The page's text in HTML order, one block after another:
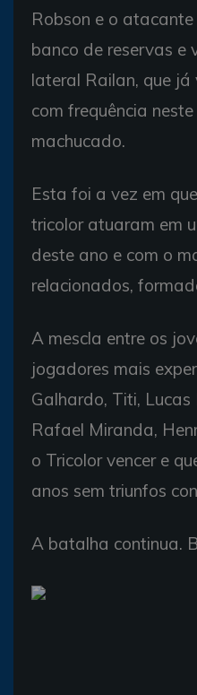
Robson e o
banco de reservas e
lateral Railan, que
com frequência
machucado.
Esta foi a vez em
tricolor atuaram em
deste ano e com o
relacionados,
A mescla entre os
jogadores mais
Galhardo, Titi, Lucas
Rafael Miranda,
o Tricolor vencer e
anos sem triunfos
A batalha continua.